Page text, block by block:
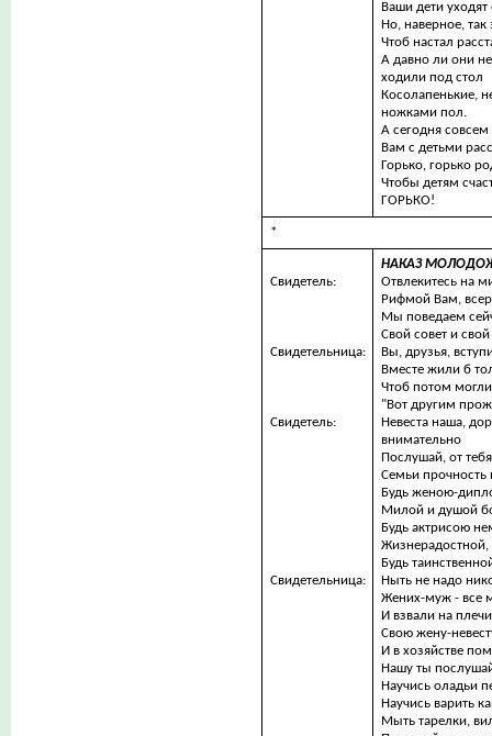
Ваши дети уходят
Но, наверное, так
Чтоб настал
А давно ли они
ходили под стол
Косолапенькие,
ножками пол.
А сегодня
Вам с детьми
Горько, горько
Чтобы детям
ГОРЬКО!
*
Свидетель:
Свидетельница:
Свидетель:
Свидетельница:
НАКАЗ
Отвлекитесь на
Рифмой Вам,
Мы поведаем
Свой совет и свой
Вы, друзья,
Вместе жили б
Чтоб потом могли
"Вот другим
Невеста наша,
внимательно
Послушай, от тебя
Семьи прочность
Будь женою-
Милой и душой
Будь актрисою
Жизнерадостной,
Будь
Ныть не надо
Жених-муж - все
И взвали на
Свою жену-
И в хозяйстве
Нашу ты
Научись оладьи
Научись варить
Мыть тарелки,